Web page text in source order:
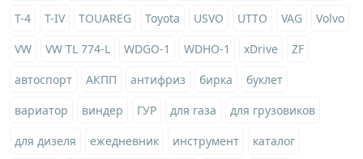
T-4
T-IV TOUAREG Toyota USVO UTTO VAG
Volvo
VW
VW TL 774-L WDGO-1 WDHO-1 xDrive
ZF
автоспорт
АКПП антифриз бирка
буклет
вариатор
виндер ГУР для газа
для грузовиков
для дизеля
ежедневник инструмент
каталог